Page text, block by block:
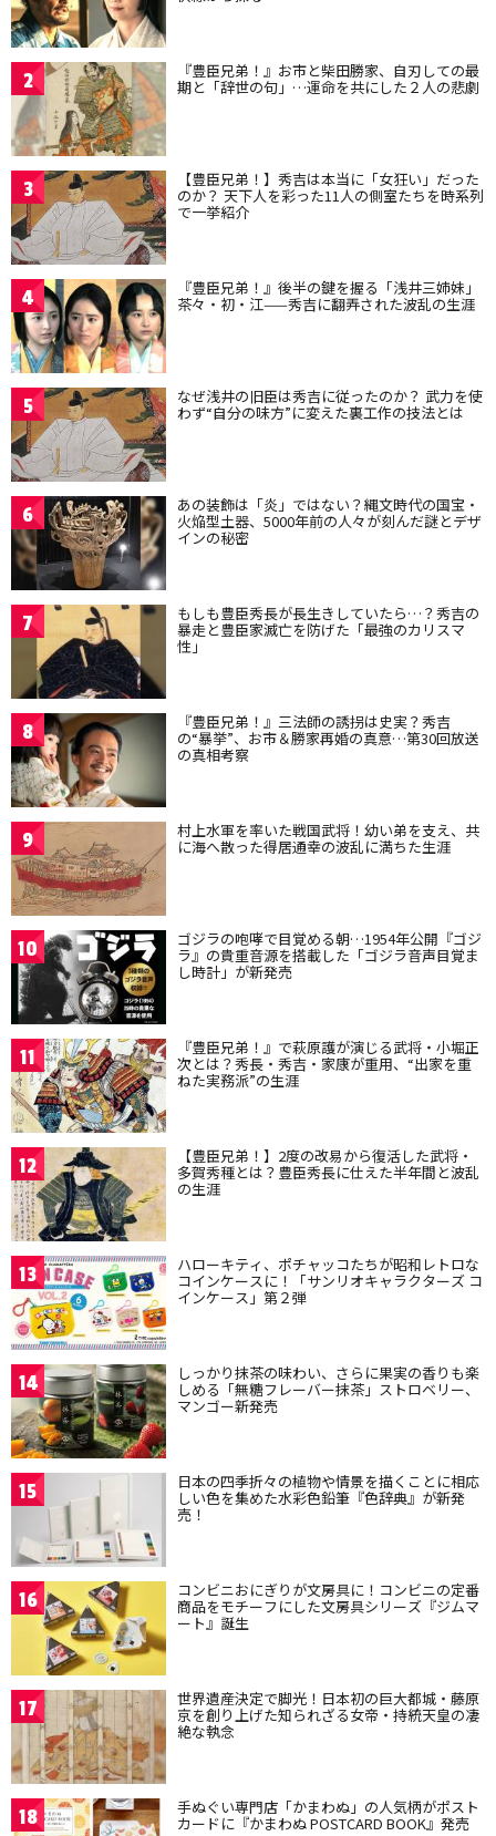
2 『豊臣兄弟！』お市と柴田勝家、自刃しての最
期と「辞世の句」…運命を共にした２人の悲劇
3 【豊臣兄弟！】秀吉は本当に「女狂い」だった
のか？ 天下人を彩った11人の側室たちを時系列
で一挙紹介
4 『豊臣兄弟！』後半の鍵を握る「浅井三姉妹」
茶々・初・江——秀吉に翻弄された波乱の生涯
5 なぜ浅井の旧臣は秀吉に従ったのか？ 武力を使
わず“自分の味方”に変えた裏工作の技法とは
6 あの装飾は「炎」ではない？縄文時代の国宝・
火焔型土器、5000年前の人々が刻んだ謎とデザ
インの秘密
7 もしも豊臣秀長が長生きしていたら…？秀吉の
暴走と豊臣家滅亡を防げた「最強のカリスマ
性」
8 『豊臣兄弟！』三法師の誘拐は史実？秀吉
の“暴挙”、お市＆勝家再婚の真意…第30回放送
の真相考察
9 村上水軍を率いた戦国武将！幼い弟を支え、共
に海へ散った得居通幸の波乱に満ちた生涯
10 ゴジラの咆哮で目覚める朝…1954年公開『ゴジ
ラ』の貴重音源を搭載した「ゴジラ音声目覚ま
し時計」が新発売
11 『豊臣兄弟！』で萩原護が演じる武将・小堀正
次とは？秀長・秀吉・家康が重用、“出家を重
ねた実務派”の生涯
12 【豊臣兄弟！】2度の改易から復活した武将・
多賀秀種とは？豊臣秀長に仕えた半年間と波乱
の生涯
13 ハローキティ、ポチャッコたちが昭和レトロな
コインケースに！「サンリオキャラクターズ コ
インケース」第２弾
14 しっかり抹茶の味わい、さらに果実の香りも楽
しめる「無糖フレーバー抹茶」ストロベリー、
マンゴー新発売
15 日本の四季折々の植物や情景を描くことに相応
しい色を集めた水彩色鉛筆『色辞典』が新発
売！
16 コンビニおにぎりが文房具に！コンビニの定番
商品をモチーフにした文房具シリーズ『ジムマ
ート』誕生
17 世界遺産決定で脚光！日本初の巨大都城・藤原
京を創り上げた知られざる女帝・持統天皇の凄
絶な執念
18 手ぬぐい専門店「かまわぬ」の人気柄がポスト
カードに『かまわぬ POSTCARD BOOK』発売